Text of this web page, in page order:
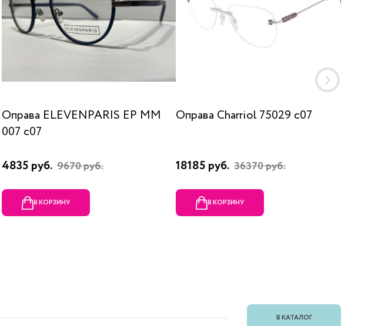
Оправа ELEVENPARIS EP MM
007 c07
4835 руб. 9670 руб.
В КОРЗИНУ
Оправа Charriol 75029 c07
18185 руб. 36370 руб.
В КОРЗИНУ
В КАТАЛОГ